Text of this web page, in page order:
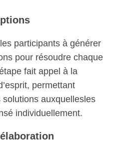
participants à générer
pour résoudre chaque
fait appel à la
permettant
auxquellesles
individuellement.